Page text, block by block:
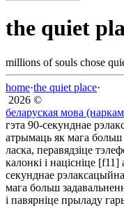
the quiet
millions of souls chose
home·the quiet place·
2026 ©
беларуская мова
гэта 90-секунднае
атрымаць як мага больш
ласка, перавядзіце
калонкі і націсніце
секунднае
мага больш
і павярніце прыладу